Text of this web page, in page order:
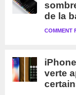
de la
COMMENT
verte